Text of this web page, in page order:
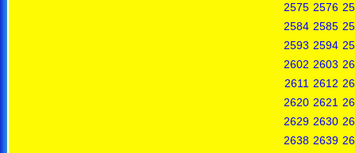
2575 2576
2584 2585
2593 2594
2602 2603
2611 2612
2620 2621
2629 2630
2638 2639